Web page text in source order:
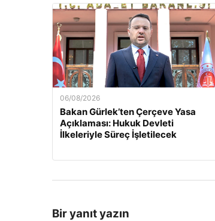
06/08/2026
Bakan Gürlek’ten Çerçeve Yasa
Açıklaması: Hukuk Devleti
İlkeleriyle Süreç İşletilecek
Bir yanıt yazın